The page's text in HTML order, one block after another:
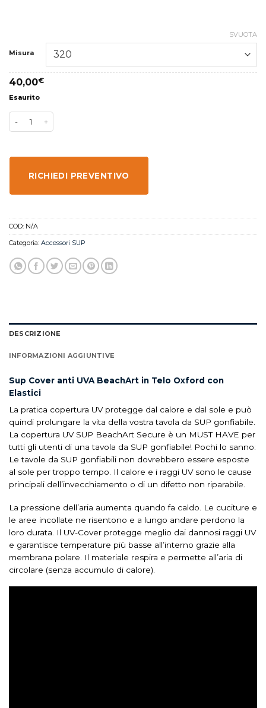
Misura
SVUOTA
40,00€
Esaurito
RICHIEDI PREVENTIVO
COD: N/A
Categoria: Accessori SUP
DESCRIZIONE
INFORMAZIONI AGGIUNTIVE
Sup Cover anti UVA BeachArt in Telo Oxford con
Elastici
La pratica copertura UV protegge dal calore e dal sole e può
quindi prolungare la vita della vostra tavola da SUP gonfiabile.
La copertura UV SUP BeachArt Secure è un MUST HAVE per
tutti gli utenti di una tavola da SUP gonfiabile! Pochi lo sanno:
Le tavole da SUP gonfiabili non dovrebbero essere esposte
al sole per troppo tempo. Il calore e i raggi UV sono le cause
principali dell’invecchiamento o di un difetto non riparabile.
La pressione dell’aria aumenta quando fa caldo. Le cuciture e
le aree incollate ne risentono e a lungo andare perdono la
loro durata. Il UV-Cover protegge meglio dai dannosi raggi UV
e garantisce temperature più basse all’interno grazie alla
membrana polare. Il materiale respira e permette all’aria di
circolare (senza accumulo di calore).